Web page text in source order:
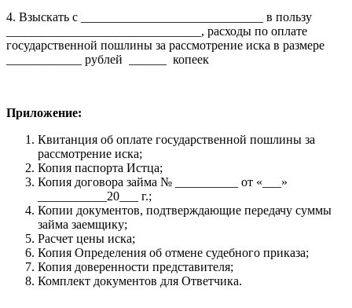
4. Взыскать с _____________________________ в пользу
_______________________________, расходы по оплате
государственной пошлины за рассмотрение иска в размере
____________ рублей ______ копеек
Приложение:
Квитанция об оплате государственной пошлины за
рассмотрение иска;
Копия паспорта Истца;
Копия договора займа № __________ от «___»
___________20___ г.;
Копии документов, подтверждающие передачу суммы
займа заемщику;
Расчет цены иска;
Копия Определения об отмене судебного приказа;
Копия доверенности представителя;
Комплект документов для Ответчика.